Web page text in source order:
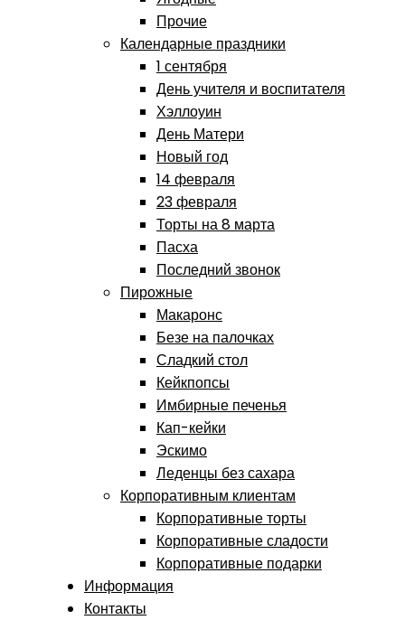
Прочие
Календарные праздники
1 сентября
День учителя и воспитателя
Хэллоуин
День Матери
Новый год
14 февраля
23 февраля
Торты на 8 марта
Пасха
Последний звонок
Пирожные
Макаронс
Безе на палочках
Сладкий стол
Кейкпопсы
Имбирные печенья
Кап-кейки
Эскимо
Леденцы без сахара
Корпоративным клиентам
Корпоративные торты
Корпоративные сладости
Корпоративные подарки
Информация
Контакты